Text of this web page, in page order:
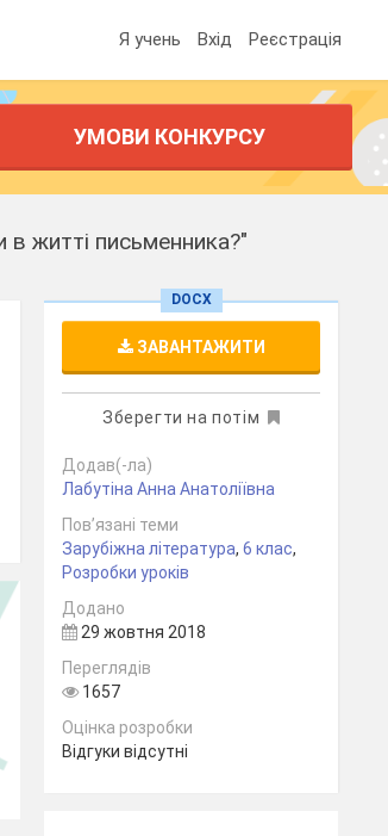
Я учень Вхід Реєстрація
УМОВИ КОНКУРСУ
житті письменника?"
DOCX
ЗАВАНТАЖИТИ
Зберегти на потім
Додав(-ла)
Лабутіна Анна Анатоліївна
Пов’язані теми
Зарубіжна література,6 клас,
Розробки уроків
Додано
29 жовтня 2018
Переглядів
1657
Оцінка розробки
Відгуки відсутні